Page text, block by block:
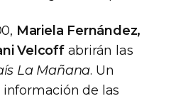
Mariela Fernández,
Velcoffabrirán las
La Mañana. Un
de las